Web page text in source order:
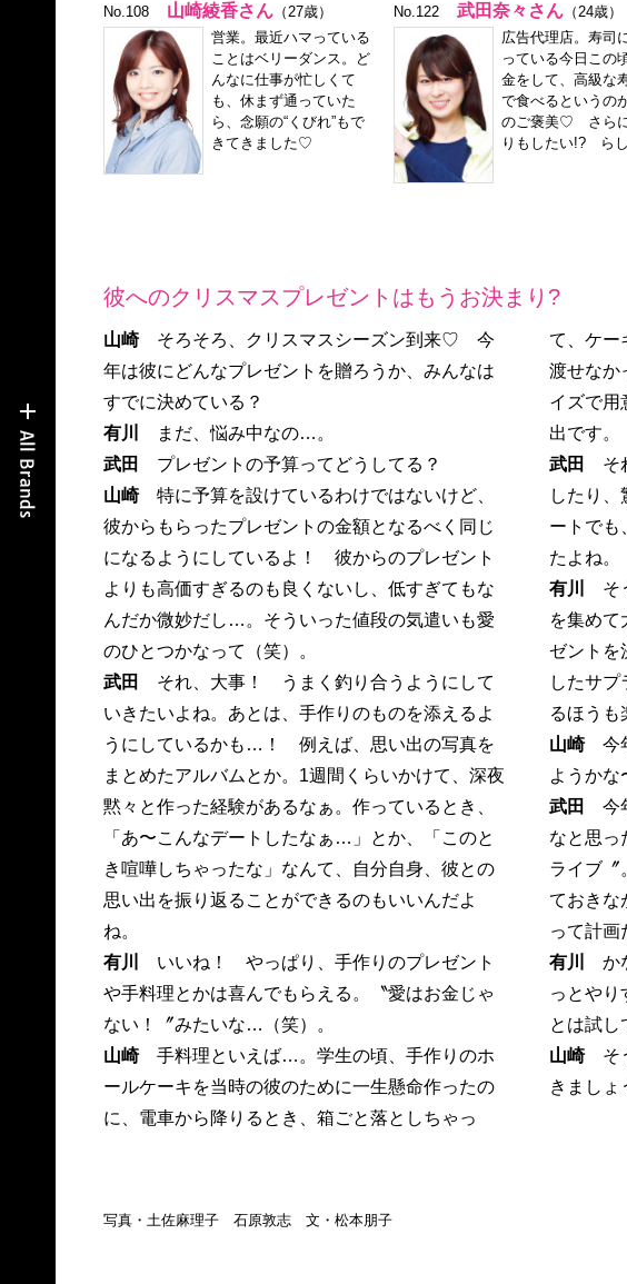
No.108 山崎綾香さん（27歳）
営業。最近ハマっている
ことはベリーダンス。ど
んなに仕事が忙しくて
も、休まず通っていた
ら、念願の“くびれ”もで
きてきました♡
No.122 武田奈々さん（24歳）
広告代理店。寿司
っている今日この
金をして、高級な
で食べるというの
のご褒美♡ さら
りもしたい!? らし
彼へのクリスマスプレゼントはもうお決まり?
山崎そろそろ、クリスマスシーズン到来♡ 今
年は彼にどんなプレゼントを贈ろうか、みんなは
すでに決めている？
有川
まだ、悩み中なの…。
武田
プレゼントの予算ってどうしてる？
山崎特に予算を設けているわけではないけど、
彼からもらったプレゼントの金額となるべく同じ
になるようにしているよ！ 彼からのプレゼント
よりも高価すぎるのも良くないし、低すぎてもな
んだか微妙だし…。そういった値段の気遣いも愛
のひとつかなって（笑）。
武田
それ、大事！ うまく釣り合うようにして
いきたいよね。あとは、手作りのものを添えるよ
うにしているかも…！ 例えば、思い出の写真を
まとめたアルバムとか。1週間くらいかけて、深夜
黙々と作った経験があるなぁ。作っているとき、
「あ〜こんなデートしたなぁ…」とか、「このと
き喧嘩しちゃったな」なんて、自分自身、彼との
思い出を振り返ることができるのもいいんだよ
ね。
有川
いいね！ やっぱり、手作りのプレゼント
や手料理とかは喜んでもらえる。〝愛はお金じゃ
ない！〞みたいな…（笑）。
山崎手料理といえば…。学生の頃、手作りのホ
ールケーキを当時の彼のために一生懸命作ったの
に、電車から降りるとき、箱ごと落としちゃっ
て、ケー
渡せなか
イズで用
出です。
武田
そ
したり
ートでも
たよね。
有川
そ
を集めて
ゼントを
したサ
るほうも
山崎今年
ようかな
武田
今
なと思っ
ライブ〞
ておきな
って計画
有川
か
っとやり
とは試し
山崎そう
きましょ
写真・土佐麻理子 石原敦志 文・松本朋子